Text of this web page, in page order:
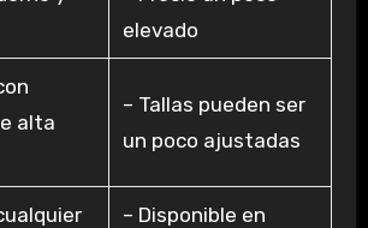
elevado
alta
– Tallas pueden ser
un poco ajustadas
– Disponible en